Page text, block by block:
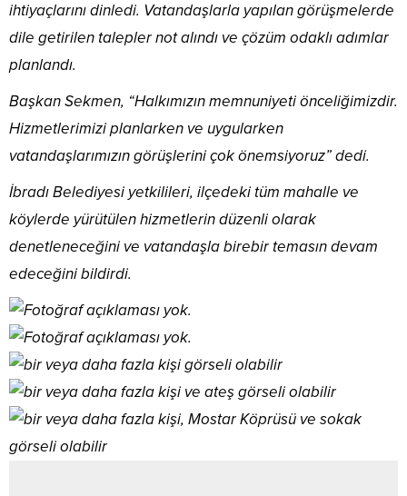
ihtiyaçlarını dinledi. Vatandaşlarla yapılan görüşmelerde
dile getirilen talepler not alındı ve çözüm odaklı adımlar
planlandı.
Başkan Sekmen, “Halkımızın memnuniyeti önceliğimizdir.
Hizmetlerimizi planlarken ve uygularken
vatandaşlarımızın görüşlerini çok önemsiyoruz” dedi.
İbradı Belediyesi yetkilileri, ilçedeki tüm mahalle ve
köylerde yürütülen hizmetlerin düzenli olarak
denetleneceğini ve vatandaşla birebir temasın devam
edeceğini bildirdi.